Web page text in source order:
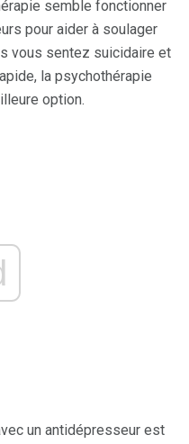
semble fonctionner
pour aider à soulager
vous sentez suicidaire et
la psychothérapie
option.
un antidépresseur est